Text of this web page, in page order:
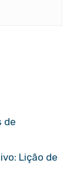
de
Lição de